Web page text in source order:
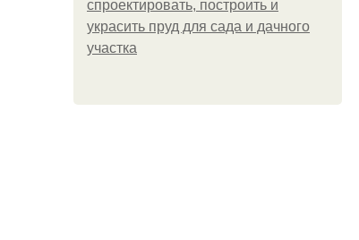
спроектировать, построить и
украсить пруд для сада и дачного
участка